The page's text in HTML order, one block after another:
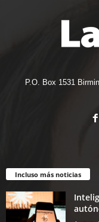
P.O. Box 1531
Incluso más noticias